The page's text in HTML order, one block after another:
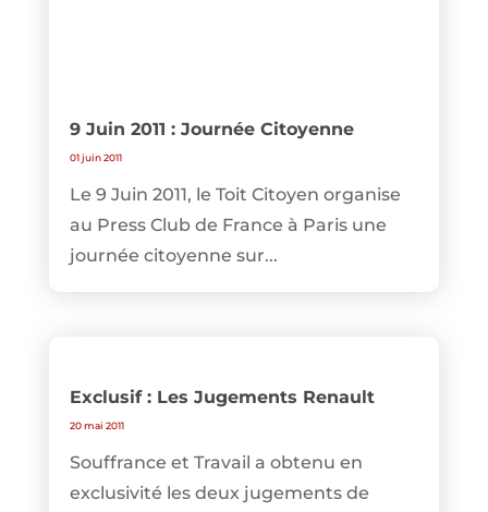
9 Juin 2011 : Journée Citoyenne
01 juin 2011
Le 9 Juin 2011, le Toit Citoyen organise
au Press Club de France à Paris une
journée citoyenne sur...
Exclusif : Les Jugements Renault
20 mai 2011
Souffrance et Travail a obtenu en
exclusivité les deux jugements de